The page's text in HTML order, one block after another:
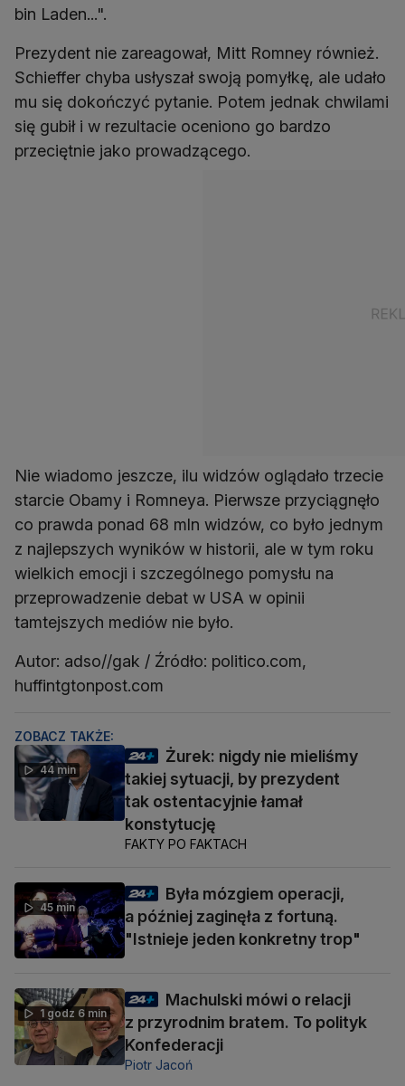
bin Laden...".
Prezydent nie zareagował, Mitt Romney również.
Schieffer chyba usłyszał swoją pomyłkę, ale udało
mu się dokończyć pytanie. Potem jednak chwilami
się gubił i w rezultacie oceniono go bardzo
przeciętnie jako prowadzącego.
Nie wiadomo jeszcze, ilu widzów oglądało trzecie
starcie Obamy i Romneya. Pierwsze przyciągnęło
co prawda ponad 68 mln widzów, co było jednym
z najlepszych wyników w historii, ale w tym roku
wielkich emocji i szczególnego pomysłu na
przeprowadzenie debat w USA w opinii
tamtejszych mediów nie było.
Autor: adso//gak / Źródło: politico.com,
huffintgtonpost.com
ZOBACZ TAKŻE:
44 min
Żurek: nigdy nie mieliśmy
takiej sytuacji, by prezydent
tak ostentacyjnie łamał
konstytucję
FAKTY PO FAKTACH
45 min
Była mózgiem operacji,
a później zaginęła z fortuną.
"Istnieje jeden konkretny trop"
1 godz 6 min
Machulski mówi o relacji
z przyrodnim bratem. To polityk
Konfederacji
Piotr Jacoń